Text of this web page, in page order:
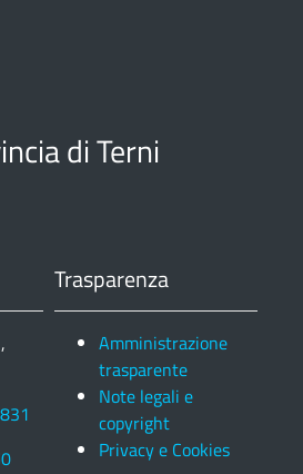
di Terni
Trasparenza
Amministrazione
trasparente
Note legali e
copyright
Privacy e Cookies